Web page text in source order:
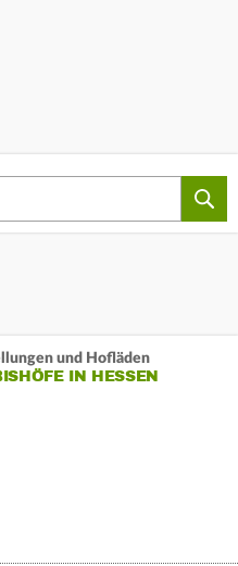
und Hofläden
IN HESSEN